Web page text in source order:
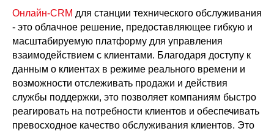
Онлайн-CRM для станции технического обслуживания
- это облачное решение, предоставляющее гибкую и
масштабируемую платформу для управления
взаимодействием с клиентами. Благодаря доступу к
данным о клиентах в режиме реального времени и
возможности отслеживать продажи и действия
службы поддержки, это позволяет компаниям быстро
реагировать на потребности клиентов и обеспечивать
превосходное качество обслуживания клиентов. Это